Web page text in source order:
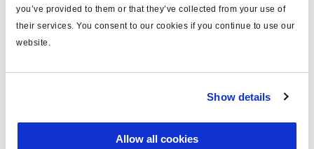
you’ve provided to them or that they’ve collected from your use of
their services. You consent to our cookies if you continue to use our
website.
Show details
Allow all cookies
Anmerkung Nur fur Nachmarkt
Sehen Sie sich alle verwandten Publikationen in unserem